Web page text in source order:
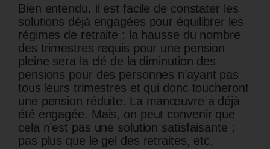
Bien entendu, il est facile de constater les
solutions déjà engagées pour équilibrer les
régimes de retraite : la hausse du nombre
des trimestres requis pour une pension
pleine sera la clé de la diminution des
pensions pour des personnes n’ayant pas
tous leurs trimestres et qui donc toucheront
une pension réduite. La manœuvre a déjà
été engagée. Mais, on peut convenir que
cela n’est pas une solution satisfaisante ;
pas plus que le gel des retraites, etc.